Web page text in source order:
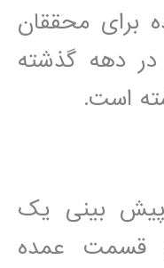
برای محققان
دھه گذشته
است.
بينی يک
قسمت عمده